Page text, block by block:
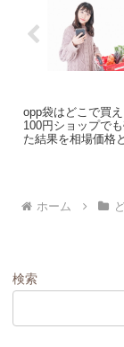
opp袋はどこで買
100円ショップで
た結果を相場価格
ホーム
検索